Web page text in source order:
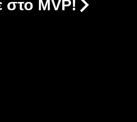
στο MVP!